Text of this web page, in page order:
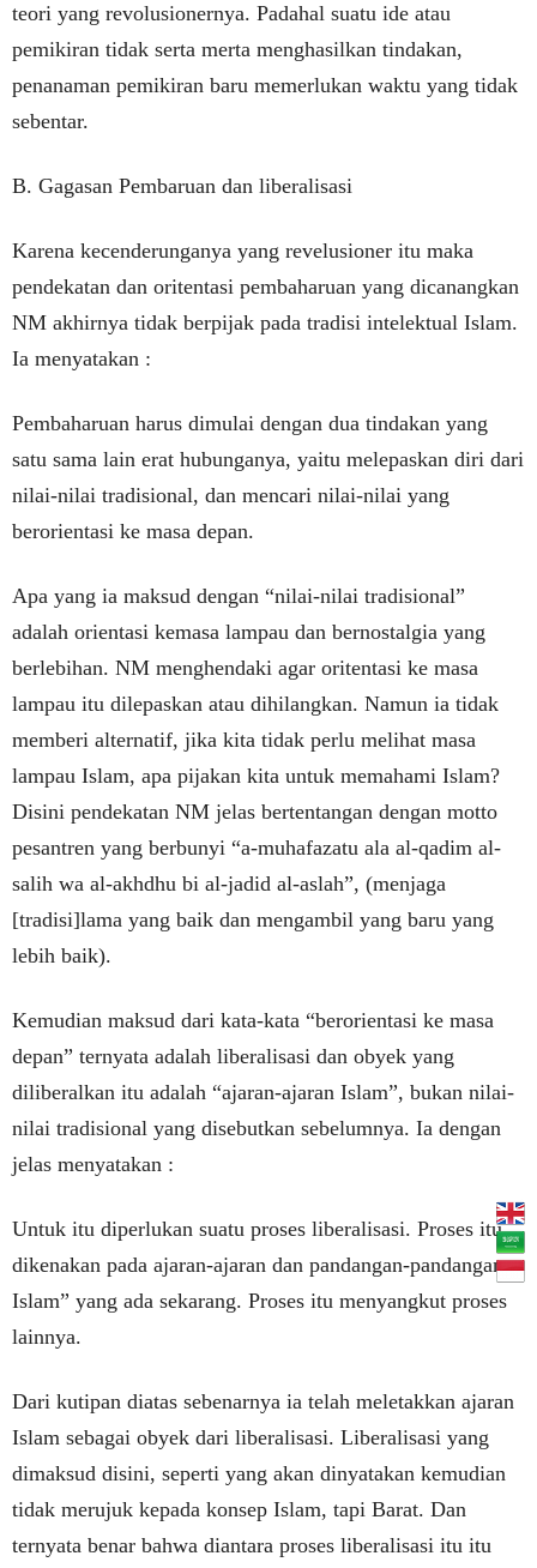
teori yang revolusionernya. Padahal suatu ide atau
pemikiran tidak serta merta menghasilkan tindakan,
penanaman pemikiran baru memerlukan waktu yang tidak
sebentar.
B. Gagasan Pembaruan dan liberalisasi
Karena kecenderunganya yang revelusioner itu maka
pendekatan dan oritentasi pembaharuan yang dicanangkan
NM akhirnya tidak berpijak pada tradisi intelektual Islam.
Ia menyatakan :
Pembaharuan harus dimulai dengan dua tindakan yang
satu sama lain erat hubunganya, yaitu melepaskan diri dari
nilai-nilai tradisional, dan mencari nilai-nilai yang
berorientasi ke masa depan.
Apa yang ia maksud dengan “nilai-nilai tradisional”
adalah orientasi kemasa lampau dan bernostalgia yang
berlebihan. NM menghendaki agar oritentasi ke masa
lampau itu dilepaskan atau dihilangkan. Namun ia tidak
memberi alternatif, jika kita tidak perlu melihat masa
lampau Islam, apa pijakan kita untuk memahami Islam?
Disini pendekatan NM jelas bertentangan dengan motto
pesantren yang berbunyi “a-muhafazatu ala al-qadim al-
salih wa al-akhdhu bi al-jadid al-aslah”, (menjaga
[tradisi]lama yang baik dan mengambil yang baru yang
lebih baik).
Kemudian maksud dari kata-kata “berorientasi ke masa
depan” ternyata adalah liberalisasi dan obyek yang
diliberalkan itu adalah “ajaran-ajaran Islam”, bukan nilai-
nilai tradisional yang disebutkan sebelumnya. Ia dengan
jelas menyatakan :
Untuk itu diperlukan suatu proses liberalisasi. Proses itu
dikenakan pada ajaran-ajaran dan pandangan-pandangan
Islam” yang ada sekarang. Proses itu menyangkut proses
lainnya.
Dari kutipan diatas sebenarnya ia telah meletakkan ajaran
Islam sebagai obyek dari liberalisasi. Liberalisasi yang
dimaksud disini, seperti yang akan dinyatakan kemudian
tidak merujuk kepada konsep Islam, tapi Barat. Dan
ternyata benar bahwa diantara proses liberalisasi itu itu